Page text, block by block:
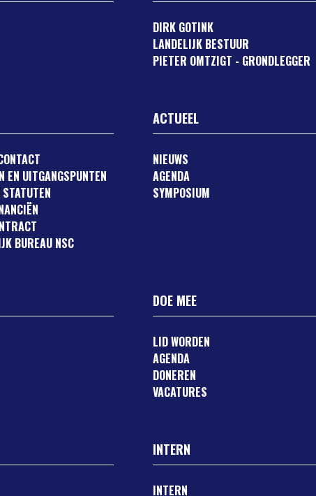
DIRK GOTINK
LANDELIJK BESTUUR
PIETER OMTZIGT - GRONDLEGGER
EN UITGANGSPUNTEN
BUREAU NSC
ACTUEEL
NIEUWS
AGENDA
SYMPOSIUM
DOE MEE
LID WORDEN
AGENDA
DONEREN
VACATURES
INTERN
INTERN